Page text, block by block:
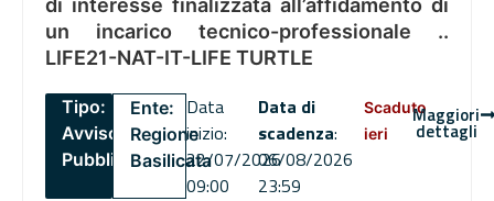
di interesse finalizzata all’affidamento di
un incarico tecnico-professionale ..
LIFE21-NAT-IT-LIFE TURTLE
Tipo:
Avviso
Pubblico
Ente:
Regione
Basilicata
Data
inizio:
22/07/2026
09:00
Data di
scadenza:
06/08/2026
23:59
Scaduto
ieri
Maggiori
dettagli